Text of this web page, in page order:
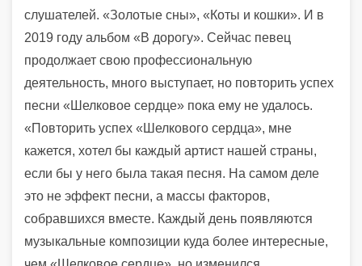
слушателей. «Золотые сны», «Коты и кошки». И в
2019 году альбом «В дорогу». Сейчас певец
продолжает свою профессиональную
деятельность, много выступает, но повторить успех
песни «Шелковое сердце» пока ему не удалось.
«Повторить успех «Шелкового сердца», мне
кажется, хотел бы каждый артист нашей страны,
если бы у него была такая песня. На самом деле
это не эффект песни, а массы факторов,
собравшихся вместе. Каждый день появляются
музыкальные композиции куда более интересные,